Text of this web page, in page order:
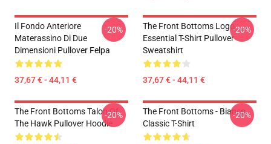
Il Fondo Anteriore
Materassino Di Due
Dimensioni Pullover Felpa
37,67 € - 44,11 €
-20%
The Front Bottoms Logo
Essential T-Shirt Pullover
Sweatshirt
37,67 € - 44,11 €
-20%
The Front Bottoms Talon Of
The Hawk Pullover Hoodie
-20%
The Front Bottoms - Bianco
Classic T-Shirt
-20%